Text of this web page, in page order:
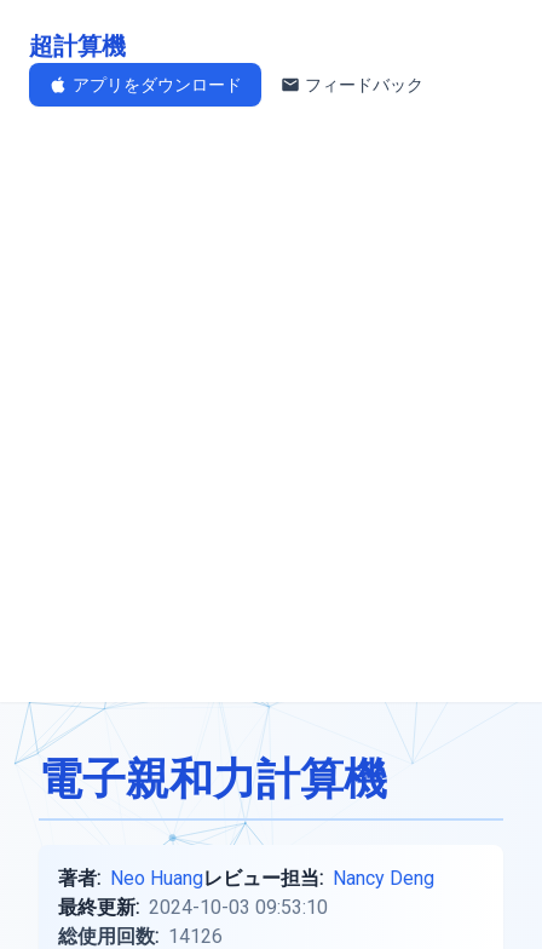
超計算機
アプリをダウンロード フィードバック
電子親和力計算機
著者: Neo Huangレビュー担当: Nancy Deng
最終更新: 2024-10-03 09:53:10
総使用回数: 14126